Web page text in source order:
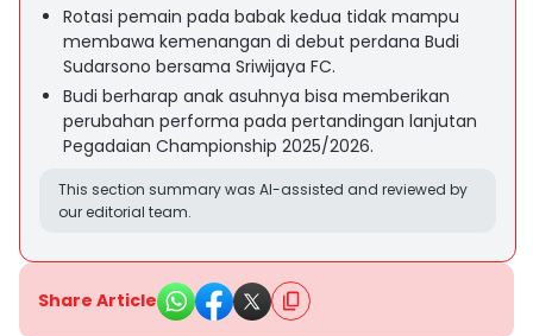
Rotasi pemain pada babak kedua tidak mampu
membawa kemenangan di debut perdana Budi
Sudarsono bersama Sriwijaya FC.
Budi berharap anak asuhnya bisa memberikan
perubahan performa pada pertandingan lanjutan
Pegadaian Championship 2025/2026.
This section summary was AI-assisted and reviewed by
our editorial team.
Share Article